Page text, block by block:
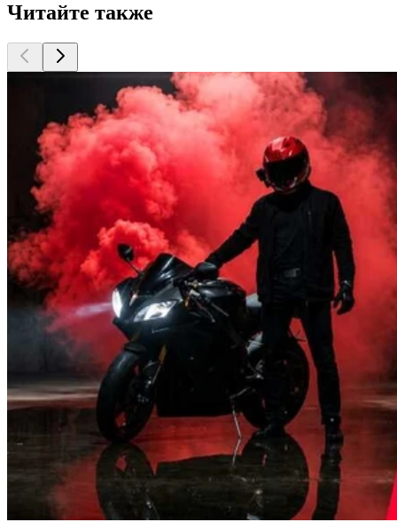
Читайте также